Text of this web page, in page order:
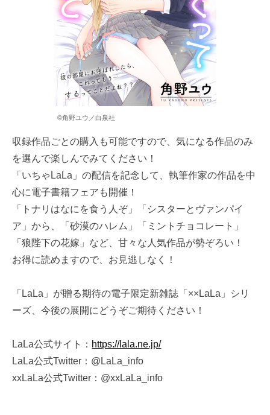
©角野ユウ／白泉社
収録作品ごとの購入も可能ですので、気になる作品のみ
を選んで楽しんでみてください！
「いちゃLaLa」の配信を記念して、執筆作家の作品を中
心に電子書籍フェアも開催！
「トナリはなにを食う人ぞ」「シスターとヴァンパイ
ア」から、「砂漠のハレム」「ミントチョコレート」
「狼陛下の花嫁」など、甘々な人気作品が勢ぞろい！
お得に読めますので、お見逃しなく！
「LaLa」が贈る期待の電子限定新雑誌「××LaLa」シリ
ーズ、今後の展開にどうぞご期待ください！
LaLa公式サイト： https://lala.ne.jp/
LaLa公式Twitter：@LaLa_info
xxLaLa公式Twitter：@xxLaLa_info